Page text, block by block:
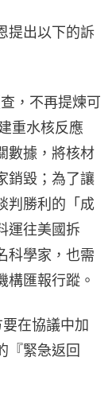
提出以下的訴
，不再提煉可
重水核反應
數據，將核材
銷毀；為了讓
判勝利的「成
運往美國拆
科學家，也需
構匯報行蹤。
在協議中加
『緊急返回